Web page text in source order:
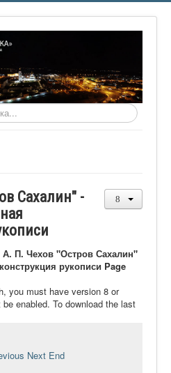
Сахалин" -
А. П. Чехов "Остров Сахалин"
рукописи Page
you must have version 8 or
enabled. To download the last
Next End